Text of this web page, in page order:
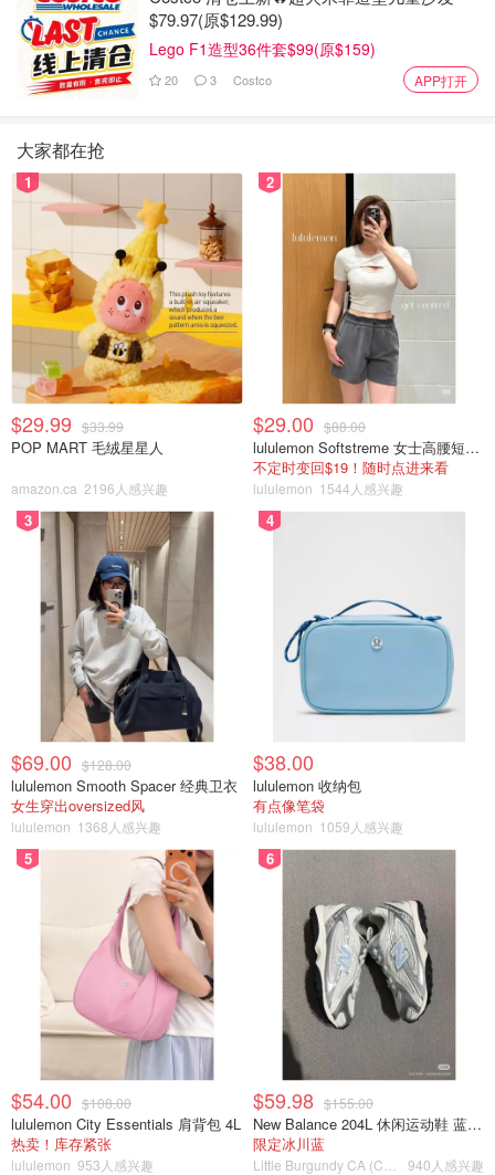
$79.97(原$129.99)
Lego F1造型36件套$99(原$159)
20 3 Costco APP打开
大家都在抢
1
$29.99 $33.99
POP MART 毛绒星星人
amazon.ca 2196人感兴趣
2
$29.00 $88.00
lululemon Softstreme 女士高腰短裤 10cm
不定时变回$19！随时点进来看
lululemon 1544人感兴趣
3
$69.00 $128.00
lululemon Smooth Spacer 经典卫衣
女生穿出oversized风
lululemon 1368人感兴趣
4
$38.00
lululemon 收纳包
有点像笔袋
lululemon 1059人感兴趣
5
$54.00 $108.00
lululemon City Essentials 肩背包 4L
热卖！库存紧张
lululemon 953人感兴趣
6
$59.98 $155.00
New Balance 204L 休闲运动鞋 蓝银色
限定冰川蓝
940人感兴趣